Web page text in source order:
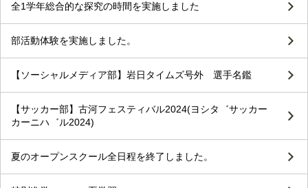
全1学年総合的な探究の時間を実施しました
部活動体験を実施しました。
【ソーシャルメディア部】岩日タイムズ号外 選手名鑑
【サッカー部】古河フェスティバル2024(ヨシタ゛サッカー
カーニハ゛ル2024)
夏のオープンスクール全日程を終了しました。